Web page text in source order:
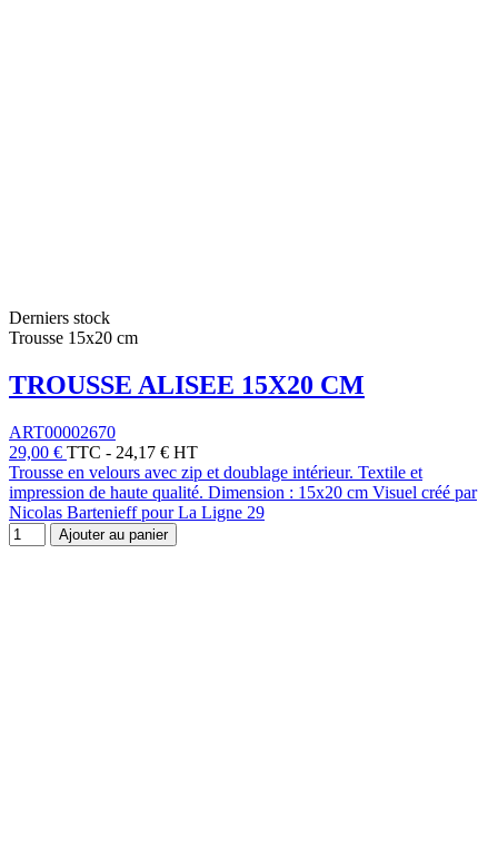
Derniers stock
Trousse 15x20 cm
TROUSSE ALISEE 15X20 CM
ART00002670
29,00 € TTC - 24,17 € HT
Trousse en velours avec zip et doublage intérieur. Textile et
impression de haute qualité. Dimension : 15x20 cm Visuel créé par
Nicolas Bartenieff pour La Ligne 29
Ajouter au panier